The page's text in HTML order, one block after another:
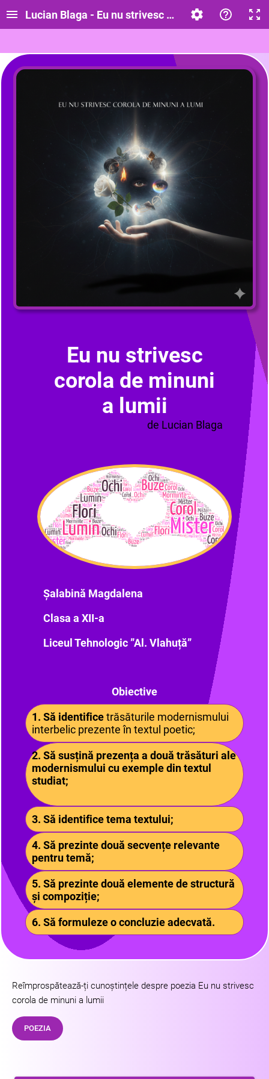
Lucian Blaga - Eu nu strivesc corola de minuni a
Eu nu strivesc
corola de minuni
a lumii
de Lucian Blaga
Șalabină Magdalena
Clasa a XII-a
Liceul Tehnologic ”Al. Vlahuță”
Obiective
1. Să identificetrăsăturile modernismului
interbelic prezente în textul poetic;
2. Să susțină prezența a două trăsături ale
modernismului cu exemple din textul
studiat;
3. Să identifice tema textului;
4. Să prezinte două secvențe relevante
pentru temă;
5. Să prezinte două elemente de structură
și compoziție;
6. Să formuleze o concluzie adecvată.
Reîmprospătează-ți cunoștințele despre poezia Eu nu strivesc
corola de minuni a lumii
POEZIA